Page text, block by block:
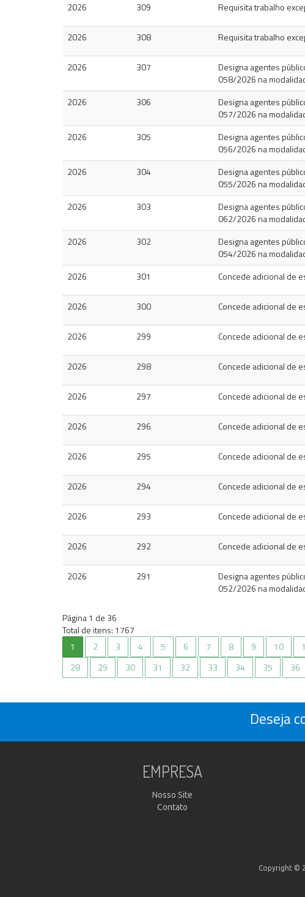
2026 309 Requisita trabalho
2026 308 Requisita trabalho
2026 307
Designa agentes
058/2026 na
2026 306
Designa agentes
057/2026 na
2026 305
Designa agentes
056/2026 na
2026 304
Designa agentes
055/2026 na
2026 303
Designa agentes
062/2026 na
2026 302
Designa agentes
054/2026 na
2026 301 Concede adicional de
2026 300 Concede adicional de
2026 299 Concede adicional de
2026 298 Concede adicional de
2026 297 Concede adicional de
2026 296 Concede adicional de
2026 295 Concede adicional de
2026 294 Concede adicional de
2026 293 Concede adicional de
2026 292 Concede adicional de
2026 291
Designa agentes
052/2026 na
Página1 de 36
Total de itens: 1767
Deseja
EMPRESA
Nosso Site
Contato
Copyright ©